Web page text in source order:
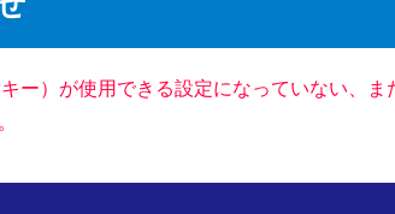
ー）が使用できる設定になっていない、